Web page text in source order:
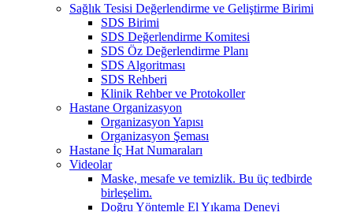
Sağlık Tesisi Değerlendirme ve Geliştirme Birimi
SDS Birimi
SDS Değerlendirme Komitesi
SDS Öz Değerlendirme Planı
SDS Algoritması
SDS Rehberi
Klinik Rehber ve Protokoller
Hastane Organizasyon
Organizasyon Yapısı
Organizasyon Şeması
Hastane İç Hat Numaraları
Videolar
Maske, mesafe ve temizlik. Bu üç tedbirde
birleşelim.
Doğru Yöntemle El Yıkama Deneyi